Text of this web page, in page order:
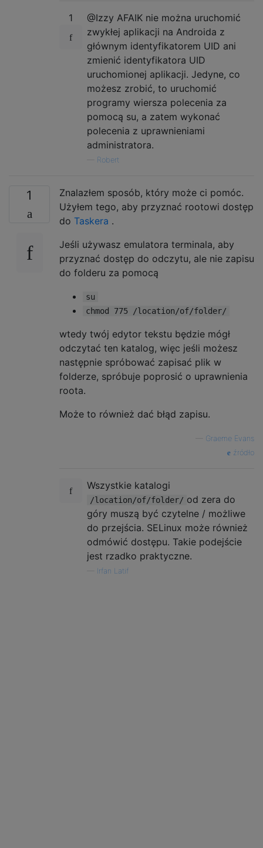
1
@Izzy AFAIK nie można uruchomić
zwykłej aplikacji na Androida z
głównym identyfikatorem UID ani
zmienić identyfikatora UID
uruchomionej aplikacji. Jedyne, co
możesz zrobić, to uruchomić
programy wiersza polecenia za
pomocą su, a zatem wykonać
polecenia z uprawnieniami
administratora.
Robert
1
Znalazłem sposób, który może ci pomóc.
Użyłem tego, aby przyznać rootowi dostęp
do Taskera .
Jeśli używasz emulatora terminala, aby
przyznać dostęp do odczytu, ale nie zapisu
do folderu za pomocą
su
chmod 775 /location/of/folder/
wtedy twój edytor tekstu będzie mógł
odczytać ten katalog, więc jeśli możesz
następnie spróbować zapisać plik w
folderze, spróbuje poprosić o uprawnienia
roota.
Może to również dać błąd zapisu.
Graeme Evans
źródło
Wszystkie katalogi
/location/of/folder/ od zera do
góry muszą być czytelne / możliwe
do przejścia. SELinux może również
odmówić dostępu. Takie podejście
jest rzadko praktyczne.
Irfan Latif